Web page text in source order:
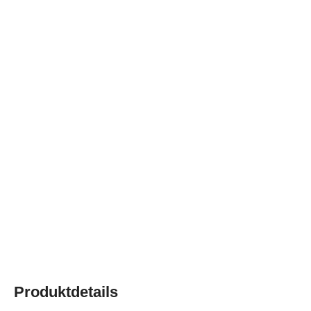
Produktdetails